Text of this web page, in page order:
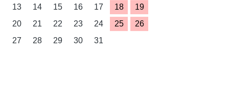
13
14 15 16 17 18
19
20
21 22 23 24 25
26
27
28 29 30 31